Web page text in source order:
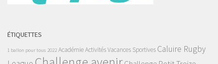
ÉTIQUETTES
1 ballon pour tous 2022 AcadémieActivités Vacances Sportives Caluire Rugby